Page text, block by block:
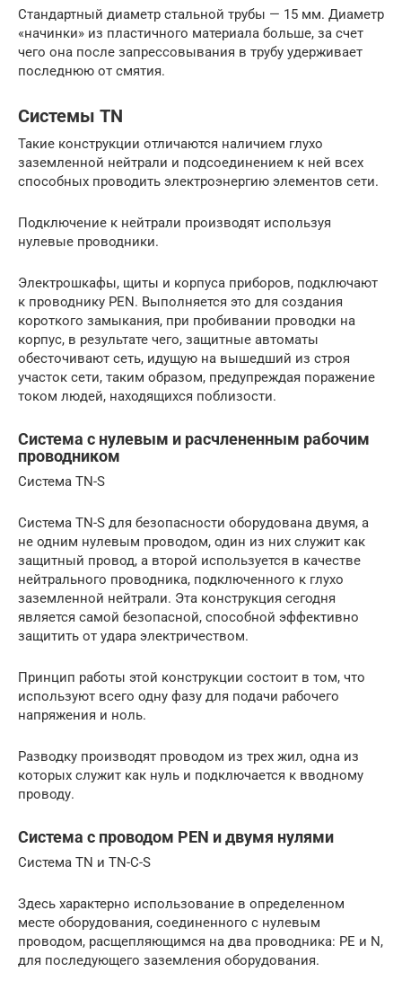
Стандартный диаметр стальной трубы — 15 мм. Диаметр
«начинки» из пластичного материала больше, за счет
чего она после запрессовывания в трубу удерживает
последнюю от смятия.
Системы TN
Такие конструкции отличаются наличием глухо
заземленной нейтрали и подсоединением к ней всех
способных проводить электроэнергию элементов сети.
Подключение к нейтрали производят используя
нулевые проводники.
Электрошкафы, щиты и корпуса приборов, подключают
к проводнику PEN. Выполняется это для создания
короткого замыкания, при пробивании проводки на
корпус, в результате чего, защитные автоматы
обесточивают сеть, идущую на вышедший из строя
участок сети, таким образом, предупреждая поражение
током людей, находящихся поблизости.
Система с нулевым и расчлененным рабочим
проводником
Система TN-S
Система TN-S для безопасности оборудована двумя, а
не одним нулевым проводом, один из них служит как
защитный провод, а второй используется в качестве
нейтрального проводника, подключенного к глухо
заземленной нейтрали. Эта конструкция сегодня
является самой безопасной, способной эффективно
защитить от удара электричеством.
Принцип работы этой конструкции состоит в том, что
используют всего одну фазу для подачи рабочего
напряжения и ноль.
Разводку производят проводом из трех жил, одна из
которых служит как нуль и подключается к вводному
проводу.
Система c проводом PEN и двумя нулями
Система TN и TN-C-S
Здесь характерно использование в определенном
месте оборудования, соединенного с нулевым
проводом, расщепляющимся на два проводника: PE и N,
для последующего заземления оборудования.